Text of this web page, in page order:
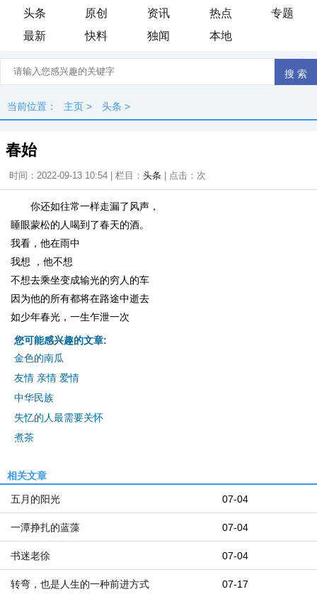
头条 原创 资讯 热点
专题
最新
快料 独闻 本地
当前位置： 主页 > 头条 >
春始
时间：2022-09-13 10:54 | 栏目： 头条 | 点击： 次
你还如往常一样走漏了风声，
睡眼蒙松的人喝到了春天的酒。
我看，他在雨中
我想 ，他不想
不想去乘坐变成输光的穷人的车
因为他的所有都将在路途中逝去
如少年春光，一生乍泄一次
您可能感兴趣的文章:
金色的南瓜
友情 亲情 爱情
中华民族
失忆的人最需要关怀
煮茶
相关文章
07-04
五月的阳光
07-04
一潭挣扎的蓝藻
07-04
书迷老徐
07-17
转弯，也是人生的一种前进方式